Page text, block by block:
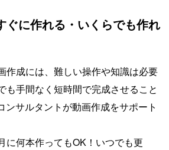
ぐに作れる・いくらでも作れ
作成には、難しい操作や知識は必要
も手間なく短時間で完成させること
ンサルタントが動画作成をサポート
に何本作ってもOK！いつでも更